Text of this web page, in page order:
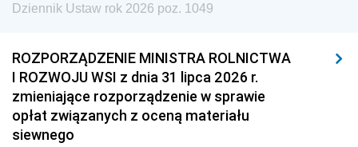
Dziennik Ustaw rok 2026 poz. 1049
ROZPORZĄDZENIE MINISTRA ROLNICTWA
I ROZWOJU WSI z dnia 31 lipca 2026 r.
zmieniające rozporządzenie w sprawie
opłat związanych z oceną materiału
siewnego